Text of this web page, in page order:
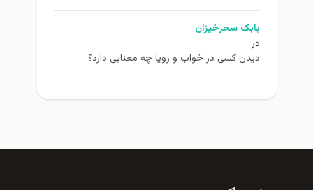
بابک سحرخیزان
در
دیدن کسی در خواب و رویا چه معنایی دارد؟